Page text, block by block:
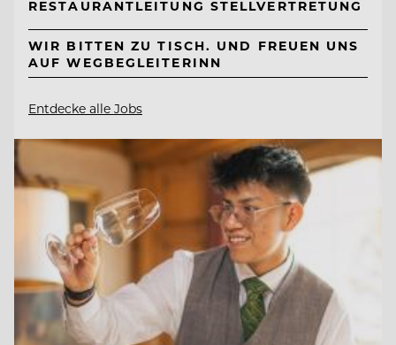
RESTAURANTLEITUNG STELLVERTRETUNG
WIR BITTEN ZU TISCH. UND FREUEN UNS
AUF WEGBEGLEITERINN
Entdecke alle Jobs